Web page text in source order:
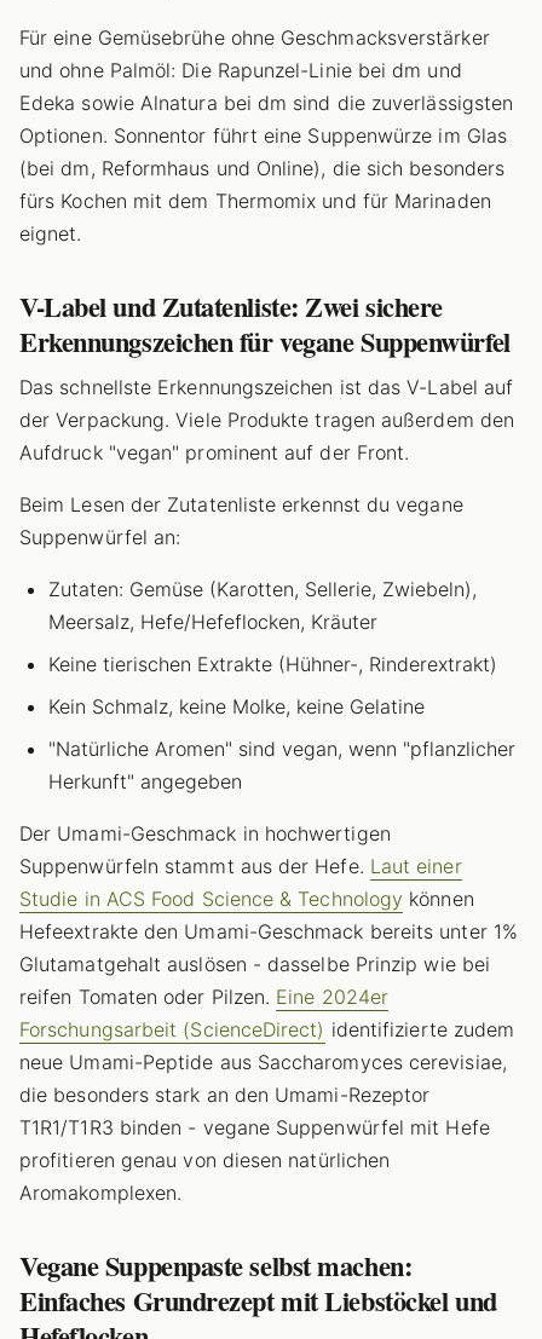
Für eine Gemüsebrühe ohne Geschmacksverstärker
und ohne Palmöl: Die Rapunzel-Linie bei dm und
Edeka sowie Alnatura bei dm sind die zuverlässigsten
Optionen. Sonnentor führt eine Suppenwürze im Glas
(bei dm, Reformhaus und Online), die sich besonders
fürs Kochen mit dem Thermomix und für Marinaden
eignet.
V-Label und Zutatenliste: Zwei sichere
Erkennungszeichen für vegane Suppenwürfel
Das schnellste Erkennungszeichen ist das V-Label auf
der Verpackung. Viele Produkte tragen außerdem den
Aufdruck "vegan" prominent auf der Front.
Beim Lesen der Zutatenliste erkennst du vegane
Suppenwürfel an:
Zutaten: Gemüse (Karotten, Sellerie, Zwiebeln),
Meersalz, Hefe/Hefeflocken, Kräuter
Keine tierischen Extrakte (Hühner-, Rinderextrakt)
Kein Schmalz, keine Molke, keine Gelatine
"Natürliche Aromen" sind vegan, wenn "pflanzlicher
Herkunft" angegeben
Der Umami-Geschmack in hochwertigen
Suppenwürfeln stammt aus der Hefe. Laut einer
Studie in ACS Food Science & Technology können
Hefeextrakte den Umami-Geschmack bereits unter 1%
Glutamatgehalt auslösen - dasselbe Prinzip wie bei
reifen Tomaten oder Pilzen. Eine 2024er
Forschungsarbeit (ScienceDirect) identifizierte zudem
neue Umami-Peptide aus Saccharomyces cerevisiae,
die besonders stark an den Umami-Rezeptor
T1R1/T1R3 binden - vegane Suppenwürfel mit Hefe
profitieren genau von diesen natürlichen
Aromakomplexen.
Vegane Suppenpaste selbst machen:
Einfaches Grundrezept mit Liebstöckel und